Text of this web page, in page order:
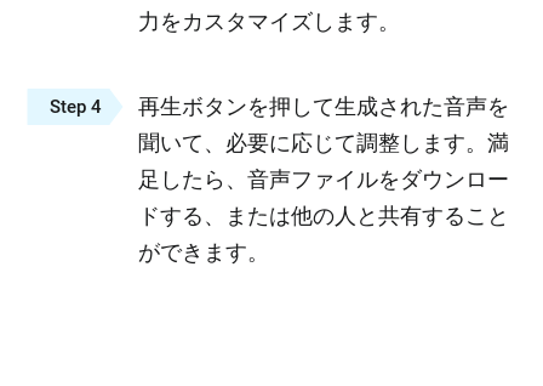
力をカスタマイズします。
Step 4
再生ボタンを押して生成された音声を
聞いて、必要に応じて調整します。満
足したら、音声ファイルをダウンロー
ドする、または他の人と共有すること
ができます。